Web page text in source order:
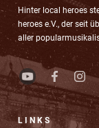
Hinter local heroes
heroes e.V., der seit
aller
LINKS